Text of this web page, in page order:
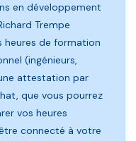
en développement
Trempe
heures de formation
(ingénieurs,
attestation par
que vous pourrez
vos heures
connecté à votre